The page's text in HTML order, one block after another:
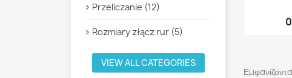
Przeliczanie (12)
Rozmiary złącz rur (5)
VIEW ALL CATEGORIES